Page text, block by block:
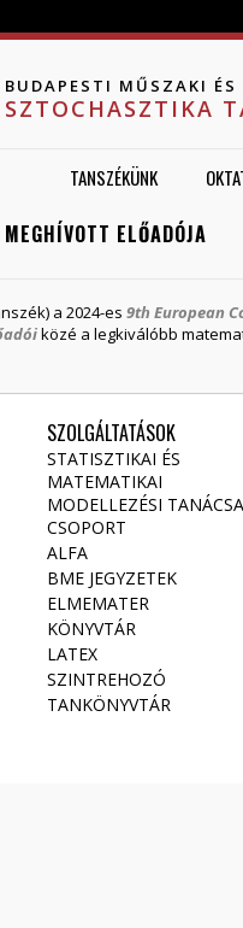
BUDAPESTI MŰSZAKI
SZTOCHASZTIKA
TANSZÉKÜNK
ELŐADÓJA
a 2024-es 9th European
közé a legkiválóbb
SZOLGÁLTATÁSOK
STATISZTIKAI ÉS
MATEMATIKAI
MODELLEZÉSI
CSOPORT
ALFA
BME JEGYZETEK
ELMEMATER
KÖNYVTÁR
LATEX
SZINTREHOZÓ
TANKÖNYVTÁR